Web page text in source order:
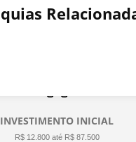
INVESTIMENTO INICIAL
R$ 12.800 até R$ 87.500